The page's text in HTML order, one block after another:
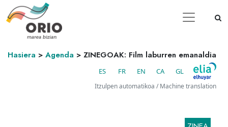
Hasiera > Agenda > ZINEGOAK: Film laburren emanaldia
ES FR EN CA GL
Itzulpen automatikoa / Machine translation